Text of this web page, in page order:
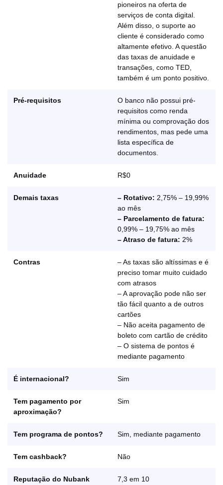
pioneiros na oferta de
serviços de conta digital.
Além disso, o suporte ao
cliente é considerado como
altamente efetivo. A questão
das taxas de anuidade e
transações, como TED,
também é um ponto positivo.
Pré-requisitos
O banco não possui pré-
requisitos como renda
mínima ou comprovação dos
rendimentos, mas pede uma
lista específica de
documentos.
Anuidade R$0
Demais taxas – Rotativo: 2,75% – 19,99%
ao mês
– Parcelamento de fatura:
0,99% – 19,75% ao mês
– Atraso de fatura: 2%
Contras
– As taxas são altíssimas e é
preciso tomar muito cuidado
com atrasos
– A aprovação pode não ser
tão fácil quanto a de outros
cartões
– Não aceita pagamento de
boleto com cartão de crédito
– O sistema de pontos é
mediante pagamento
É internacional? Sim
Tem pagamento por
aproximação?
Sim
Tem programa de pontos? Sim, mediante pagamento
Tem cashback? Não
Reputação do Nubank
7,3 em 10